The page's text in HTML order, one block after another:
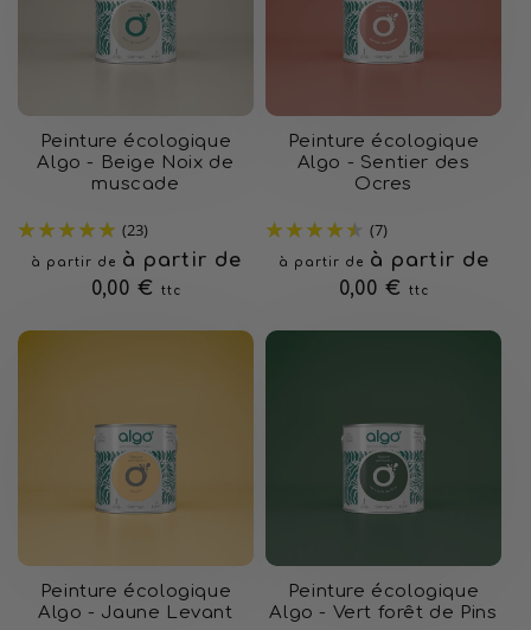
Peinture écologique
Algo - Beige Noix de
muscade
(23)
Prix
habituel
à partir de
à partir de
0,00 €
ttc
Peinture écologique
Algo - Sentier des
Ocres
(7)
Prix
habituel
à partir de
à partir de
0,00 €
ttc
Peinture écologique
Algo - Jaune Levant
Peinture écologique
Algo - Vert forêt de Pins